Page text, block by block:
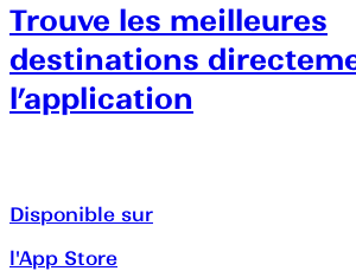
Trouve les meilleures
destinations
l’application
Disponible sur
l'App Store